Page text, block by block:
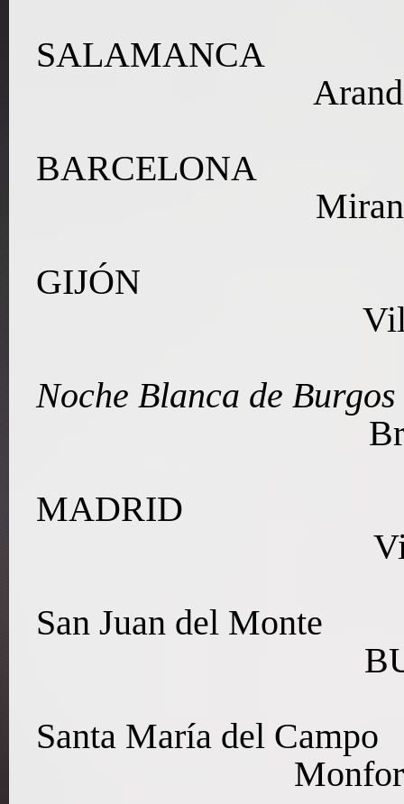
SALAMANCA
BARCELONA
GIJÓN
Noche Blanca de Burgos
MADRID
San Juan del Monte
Santa María del Campo